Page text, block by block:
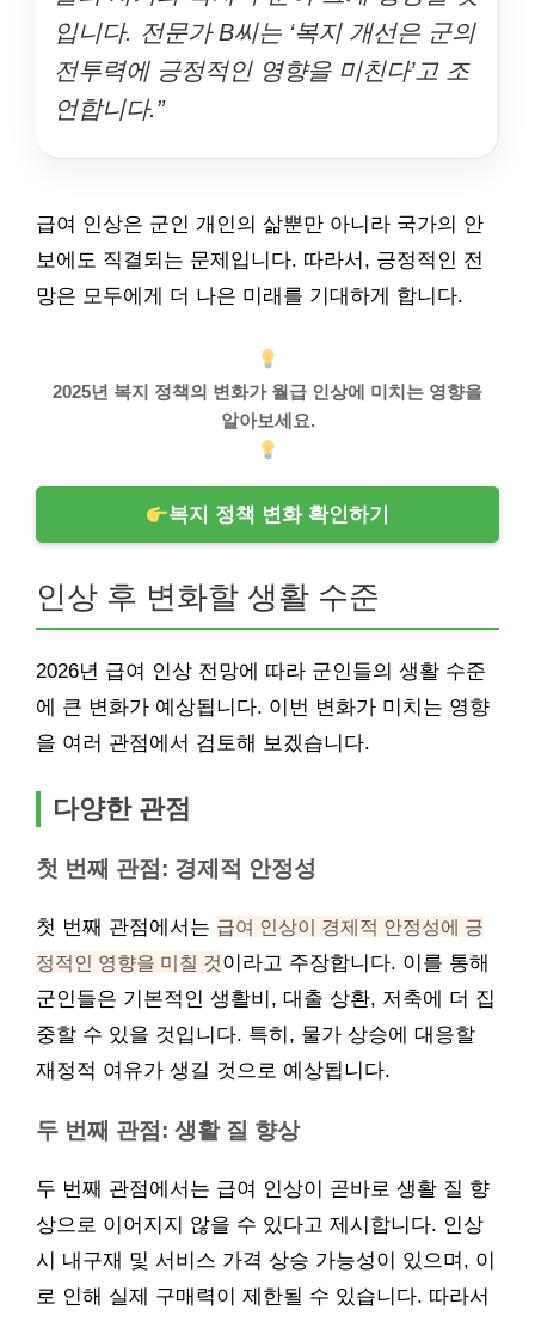
입니다. 전문가 B씨는 ‘복지 개선은 군의
전투력에 긍정적인 영향을 미친다’고 조
언합니다.”
급여 인상은 군인 개인의 삶뿐만 아니라 국가의 안
보에도 직결되는 문제입니다. 따라서, 긍정적인 전
망은 모두에게 더 나은 미래를 기대하게 합니다.
2025년 복지 정책의 변화가 월급 인상에 미치는 영향을
알아보세요.
복지 정책 변화 확인하기
인상 후 변화할 생활 수준
2026년 급여 인상 전망에 따라 군인들의 생활 수준
에 큰 변화가 예상됩니다. 이번 변화가 미치는 영향
을 여러 관점에서 검토해 보겠습니다.
다양한 관점
첫 번째 관점: 경제적 안정성
첫 번째 관점에서는 급여 인상이 경제적 안정성에 긍
정적인 영향을 미칠 것이라고 주장합니다. 이를 통해
군인들은 기본적인 생활비, 대출 상환, 저축에 더 집
중할 수 있을 것입니다. 특히, 물가 상승에 대응할
재정적 여유가 생길 것으로 예상됩니다.
두 번째 관점: 생활 질 향상
두 번째 관점에서는 급여 인상이 곧바로 생활 질 향
상으로 이어지지 않을 수 있다고 제시합니다. 인상
시 내구재 및 서비스 가격 상승 가능성이 있으며, 이
로 인해 실제 구매력이 제한될 수 있습니다. 따라서